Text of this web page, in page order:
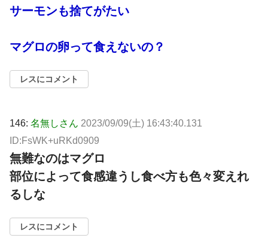
サーモンも捨てがたい
マグロの卵って食えないの？
レスにコメント
146: 名無しさん 2023/09/09(土) 16:43:40.131
ID:FsWK+uRKd0909
無難なのはマグロ
部位によって食感違うし食べ方も色々変えれ
るしな
レスにコメント